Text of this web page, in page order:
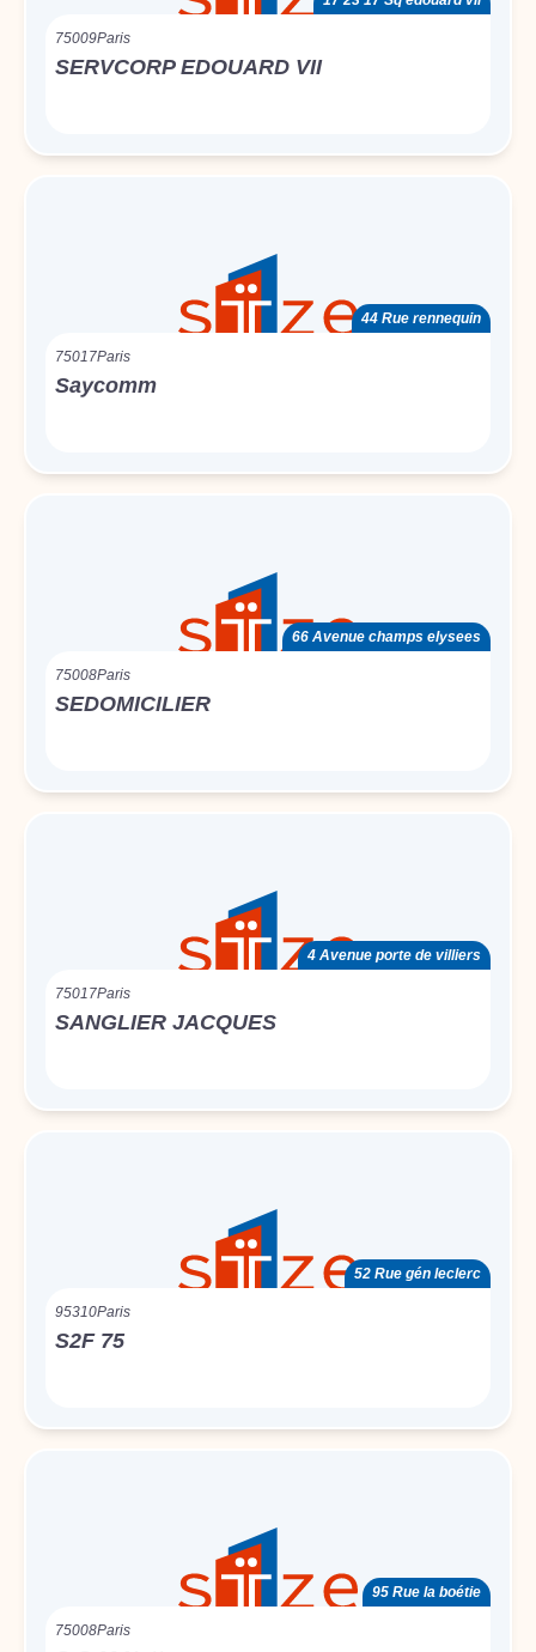
75009Paris
SERVCORP EDOUARD VII
44 Rue rennequin
75017Paris
Saycomm
66 Avenue champs elysees
75008Paris
SEDOMICILIER
4 Avenue porte de villiers
75017Paris
SANGLIER JACQUES
52 Rue gén leclerc
95310Paris
S2F 75
95 Rue la boétie
75008Paris